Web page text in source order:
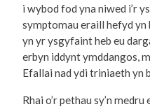
i wybod fod yna niwed i’r
symptomau eraill hefyd yn
yn yr ysgyfaint heb eu
erbyn iddynt ymddangos,
Efallai nad ydi triniaeth yn
Rhai o’r pethau sy’n